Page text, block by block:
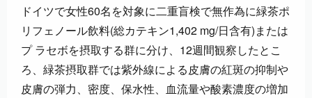
ドイツで女性60名を対象に二重盲検で無作為に緑茶ポ
リフェノール飲料(総カテキン1,402 mg/日含有)または
プ ラセボを摂取する群に分け、12週間観察したとこ
ろ、緑茶摂取群では紫外線による皮膚の紅斑の抑制や
皮膚の弾力、密度、保水性、血流量や酸素濃度の増加